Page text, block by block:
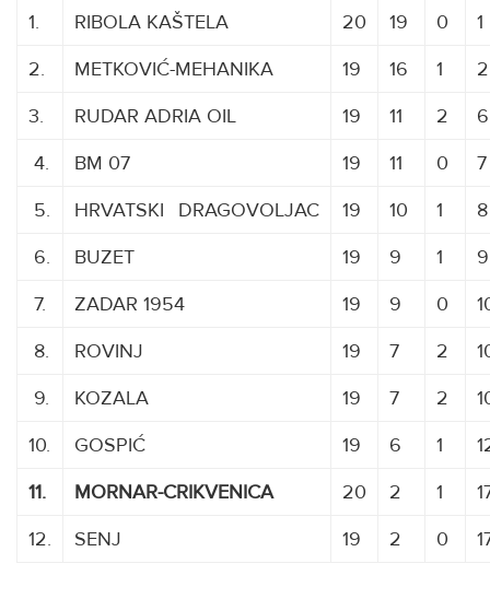
1. RIBOLA KAŠTELA 20 19 0
1
2.
METKOVIĆ-MEHANIKA 19 16 1
3.
RUDAR ADRIA OIL 19 11 2
4.
BM 07 19 11 0
5.
HRVATSKI DRAGOVOLJAC 19 10 1
6.
BUZET 19 9 1
7.
ZADAR 1954 19 9 0
8.
ROVINJ 19 7 2
9.
KOZALA 19 7 2
10.
GOSPIĆ 19 6 1
11.
MORNAR-CRIKVENICA 20 2 1
12.
SENJ 19 2 0